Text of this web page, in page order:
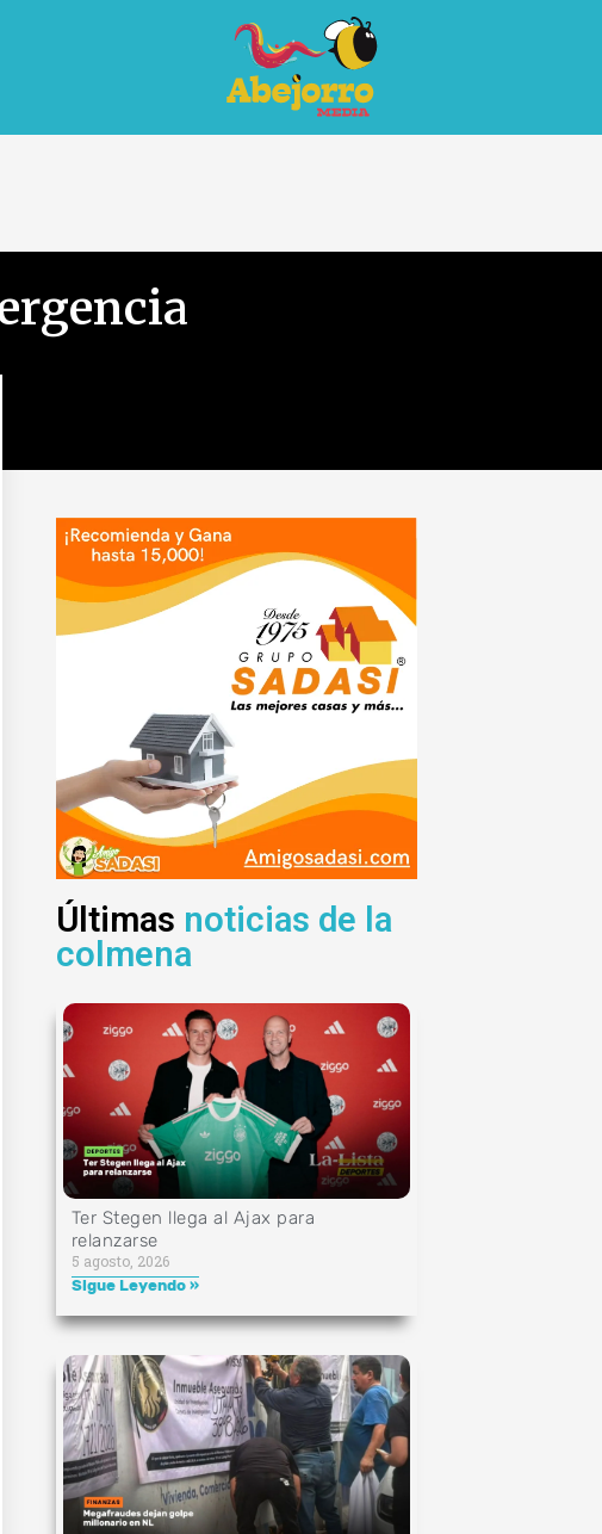
Últimas noticias de la
colmena
Ter Stegen llega al Ajax para
relanzarse
5 agosto, 2026
Sigue Leyendo »